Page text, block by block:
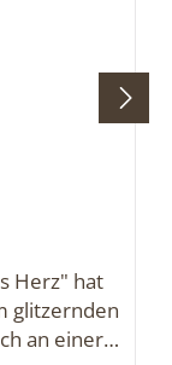
Herz" hat
glitzernden
an einer